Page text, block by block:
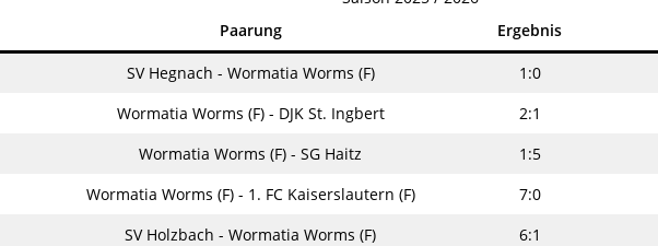
Paarung Ergebnis
SV Hegnach - Wormatia Worms (F) 1:0
Wormatia Worms (F) - DJK St. Ingbert 2:1
Wormatia Worms (F) - SG Haitz 1:5
Wormatia Worms (F) - 1. FC Kaiserslautern (F) 7:0
SV Holzbach - Wormatia Worms (F) 6:1